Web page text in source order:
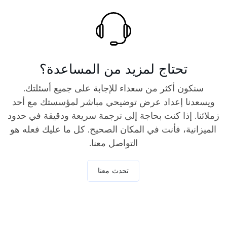
تحتاج لمزيد من المساعدة؟
سنكون أكثر من سعداء للإجابة على جميع أسئلتك.
ويسعدنا إعداد عرض توضيحي مباشر لمؤسستك مع أحد
زملائنا. إذا كنت بحاجة إلى ترجمة سريعة ودقيقة في حدود
الميزانية، فأنت في المكان الصحيح. كل ما عليك فعله هو
التواصل معنا.
تحدث معنا